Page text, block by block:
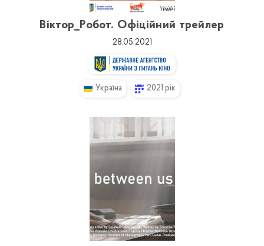
Віктор_Робот. Офіційний трейлер
28.05.2021
Україна 2021 рік